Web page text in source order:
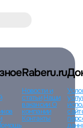
Raberu.ru
Новости и
статьи Наши
вакансииО
компании
Контакты